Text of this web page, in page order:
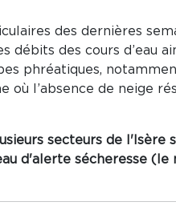
des dernières
débits des cours d’eau
phréatiques,
où l’absence de neige
secteurs de l'Isère
d'alerte sécheresse (le